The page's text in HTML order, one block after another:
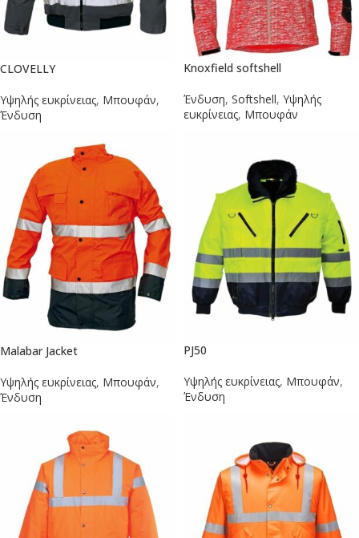
CLOVELLY
Υψηλής ευκρίνειας, Μπουφάν,
Ένδυση
Knoxfield softshell
Ένδυση, Softshell, Υψηλής
ευκρίνειας, Μπουφάν
Malabar Jacket
Υψηλής ευκρίνειας, Μπουφάν,
Ένδυση
PJ50
Υψηλής ευκρίνειας, Μπουφάν,
Ένδυση